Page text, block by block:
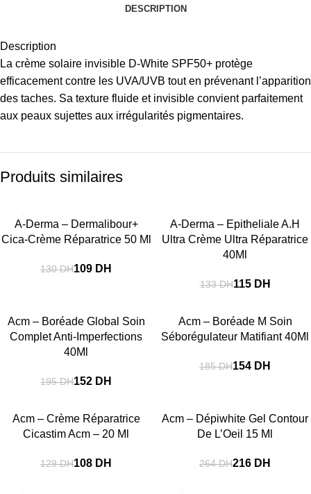
DESCRIPTION
Description
La crème solaire invisible D-White SPF50+ protège
efficacement contre les UVA/UVB tout en prévenant l’apparition
des taches. Sa texture fluide et invisible convient parfaitement
aux peaux sujettes aux irrégularités pigmentaires.
Produits similaires
A-Derma – Dermalibour+
Cica-Crème Réparatrice 50 Ml
130DH109 DH
A-Derma – Epitheliale A.H
Ultra Crème Ultra Réparatrice
40Ml
133DH115 DH
Acm – Boréade Global Soin
Complet Anti-Imperfections
40Ml
195DH152 DH
Acm – Boréade M Soin
Séborégulateur Matifiant 40Ml
185DH154 DH
Acm – Crème Réparatrice
Cicastim Acm – 20 Ml
129DH108 DH
Acm – Dépiwhite Gel Contour
De L’Oeil 15 Ml
264DH216 DH